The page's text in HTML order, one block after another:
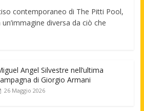
contemporaneo di The Pitti Pool,
diversa da ciò che
Angel Silvestre nell’ultima
di Giorgio Armani
26 Maggio 2026